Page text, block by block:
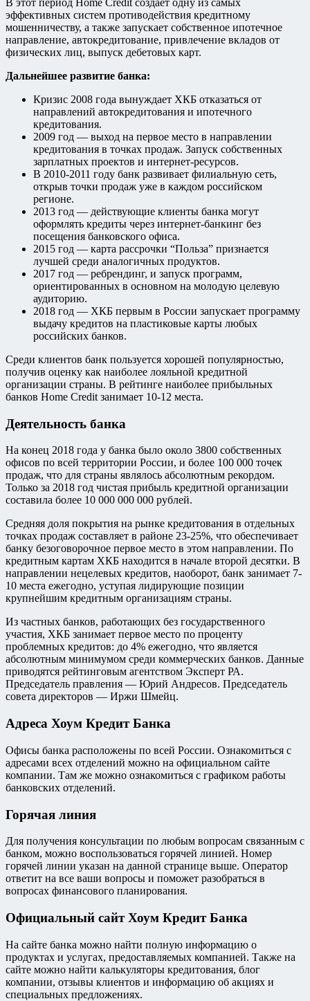
В этот период Home Credit создает одну из самых
эффективных систем противодействия кредитному
мошенничеству, а также запускает собственное ипотечное
направление, автокредитование, привлечение вкладов от
физических лиц, выпуск дебетовых карт.
Дальнейшее развитие банка:
Кризис 2008 года вынуждает ХКБ отказаться от
направлений автокредитования и ипотечного
кредитования.
2009 год — выход на первое место в направлении
кредитования в точках продаж. Запуск собственных
зарплатных проектов и интернет-ресурсов.
В 2010-2011 году банк развивает филиальную сеть,
открыв точки продаж уже в каждом российском
регионе.
2013 год — действующие клиенты банка могут
оформлять кредиты через интернет-банкинг без
посещения банковского офиса.
2015 год — карта рассрочки “Польза” признается
лучшей среди аналогичных продуктов.
2017 год — ребрендинг, и запуск программ,
ориентированных в основном на молодую целевую
аудиторию.
2018 год — ХКБ первым в России запускает программу
выдачу кредитов на пластиковые карты любых
российских банков.
Среди клиентов банк пользуется хорошей популярностью,
получив оценку как наиболее лояльной кредитной
организации страны. В рейтинге наиболее прибыльных
банков Home Credit занимает 10-12 места.
Деятельность банка
На конец 2018 года у банка было около 3800 собственных
офисов по всей территории России, и более 100 000 точек
продаж, что для страны являлось абсолютным рекордом.
Только за 2018 год чистая прибыль кредитной организации
составила более 10 000 000 000 рублей.
Средняя доля покрытия на рынке кредитования в отдельных
точках продаж составляет в районе 23-25%, что обеспечивает
банку безоговорочное первое место в этом направлении. По
кредитным картам ХКБ находится в начале второй десятки. В
направлении нецелевых кредитов, наоборот, банк занимает 7-
10 места ежегодно, уступая лидирующие позиции
крупнейшим кредитным организациям страны.
Из частных банков, работающих без государственного
участия, ХКБ занимает первое место по проценту
проблемных кредитов: до 4% ежегодно, что является
абсолютным минимумом среди коммерческих банков. Данные
приводятся рейтинговым агентством Эксперт РА.
Председатель правления — Юрий Андресов. Председатель
совета директоров — Иржи Шмейц.
Адреса Хоум Кредит Банка
Офисы банка расположены по всей России. Ознакомиться с
адресами всех отделений можно на официальном сайте
компании. Там же можно ознакомиться с графиком работы
банковских отделений.
Горячая линия
Для получения консультации по любым вопросам связанным с
банком, можно воспользоваться горячей линией. Номер
горячей линии указан на данной странице выше. Оператор
ответит на все ваши вопросы и поможет разобраться в
вопросах финансового планирования.
Официальный сайт Хоум Кредит Банка
На сайте банка можно найти полную информацию о
продуктах и услугах, предоставляемых компанией. Также на
сайте можно найти калькуляторы кредитования, блог
компании, отзывы клиентов и информацию об акциях и
специальных предложениях.